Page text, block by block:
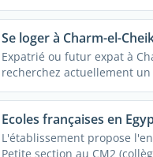
Se loger à Charm-el-
Expatrié ou futur expat à
recherchez actuellement
...
Ecoles françaises en
L'établissement propose
Petite section au CM2